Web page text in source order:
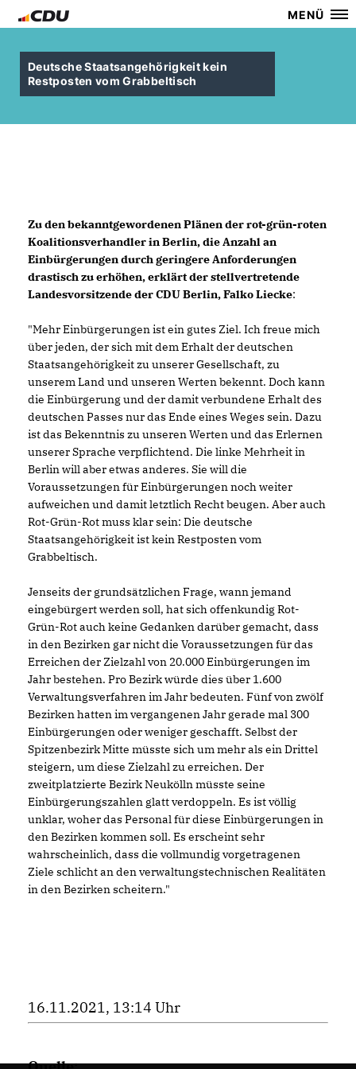
MENÜ
Deutsche Staatsangehörigkeit kein
Restposten vom Grabbeltisch
Zu den bekanntgewordenen Plänen der rot-grün-roten
Koalitionsverhandler in Berlin, die Anzahl an
Einbürgerungen durch geringere Anforderungen
drastisch zu erhöhen, erklärt der stellvertretende
Landesvorsitzende der CDU Berlin, Falko Liecke:
"Mehr Einbürgerungen ist ein gutes Ziel. Ich freue mich
über jeden, der sich mit dem Erhalt der deutschen
Staatsangehörigkeit zu unserer Gesellschaft, zu
unserem Land und unseren Werten bekennt. Doch kann
die Einbürgerung und der damit verbundene Erhalt des
deutschen Passes nur das Ende eines Weges sein. Dazu
ist das Bekenntnis zu unseren Werten und das Erlernen
unserer Sprache verpflichtend. Die linke Mehrheit in
Berlin will aber etwas anderes. Sie will die
Voraussetzungen für Einbürgerungen noch weiter
aufweichen und damit letztlich Recht beugen. Aber auch
Rot-Grün-Rot muss klar sein: Die deutsche
Staatsangehörigkeit ist kein Restposten vom
Grabbeltisch.
Jenseits der grundsätzlichen Frage, wann jemand
eingebürgert werden soll, hat sich offenkundig Rot-
Grün-Rot auch keine Gedanken darüber gemacht, dass
in den Bezirken gar nicht die Voraussetzungen für das
Erreichen der Zielzahl von 20.000 Einbürgerungen im
Jahr bestehen. Pro Bezirk würde dies über 1.600
Verwaltungsverfahren im Jahr bedeuten. Fünf von zwölf
Bezirken hatten im vergangenen Jahr gerade mal 300
Einbürgerungen oder weniger geschafft. Selbst der
Spitzenbezirk Mitte müsste sich um mehr als ein Drittel
steigern, um diese Zielzahl zu erreichen. Der
zweitplatzierte Bezirk Neukölln müsste seine
Einbürgerungszahlen glatt verdoppeln. Es ist völlig
unklar, woher das Personal für diese Einbürgerungen in
den Bezirken kommen soll. Es erscheint sehr
wahrscheinlich, dass die vollmundig vorgetragenen
Ziele schlicht an den verwaltungstechnischen Realitäten
in den Bezirken scheitern."
16.11.2021, 13:14 Uhr